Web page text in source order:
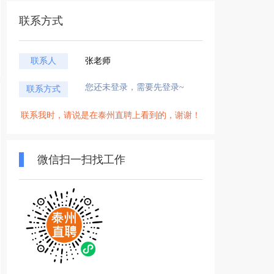
联系方式
联系人 张老师
联系方式 您还未登录，需要先登录~
联系我时，请说是在泰州直聘上看到的，谢谢！
微信扫一扫找工作